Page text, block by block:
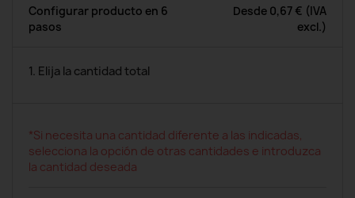
Configurar producto en 6
pasos
Desde 0,67 € (IVA
excl.)
1. Elija la cantidad total
*Si necesita una cantidad diferente a las indicadas,
selecciona la opción de otras cantidades e introduzca
la cantidad deseada